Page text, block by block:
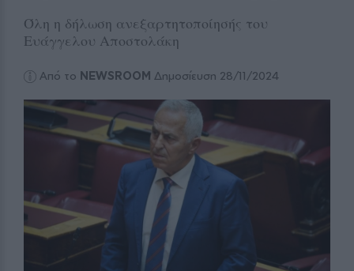
Όλη η δήλωση ανεξαρτητοποίησής του
Ευάγγελου Αποστολάκη
Από το NEWSROOM Δημοσίευση 28/11/2024